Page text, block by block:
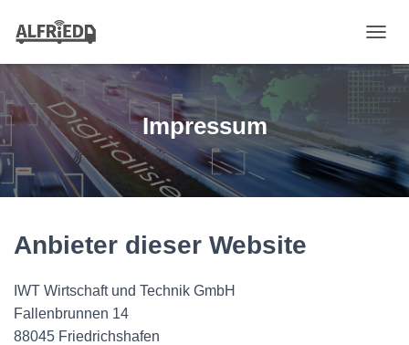
A
T
I
Impressum
Anbieter dieser Website
IWT Wirtschaft und Technik GmbH
Fallenbrunnen 14
88045 Friedrichshafen